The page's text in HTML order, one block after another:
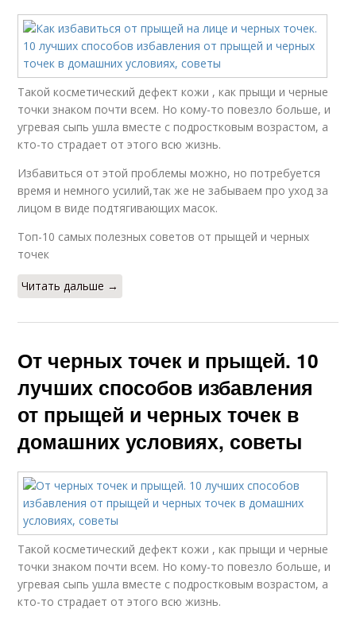
Такой косметический дефект кожи , как прыщи и черные
точки знаком почти всем. Но кому-то повезло больше, и
угревая сыпь ушла вместе с подростковым возрастом, а
кто-то страдает от этого всю жизнь.
Избавиться от этой проблемы можно, но потребуется
время и немного усилий,так же не забываем про уход за
лицом в виде подтягивающих масок.
Топ-10 самых полезных советов от прыщей и черных
точек
Читать дальше →
От черных точек и прыщей. 10
лучших способов избавления
от прыщей и черных точек в
домашних условиях, советы
Такой косметический дефект кожи , как прыщи и черные
точки знаком почти всем. Но кому-то повезло больше, и
угревая сыпь ушла вместе с подростковым возрастом, а
кто-то страдает от этого всю жизнь.